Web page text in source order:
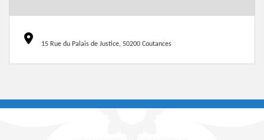
15 Rue du Palais de Justice, 50200 Coutances